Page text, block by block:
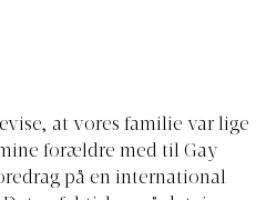
at vores familie var lige
forældre med til Gay
på en international